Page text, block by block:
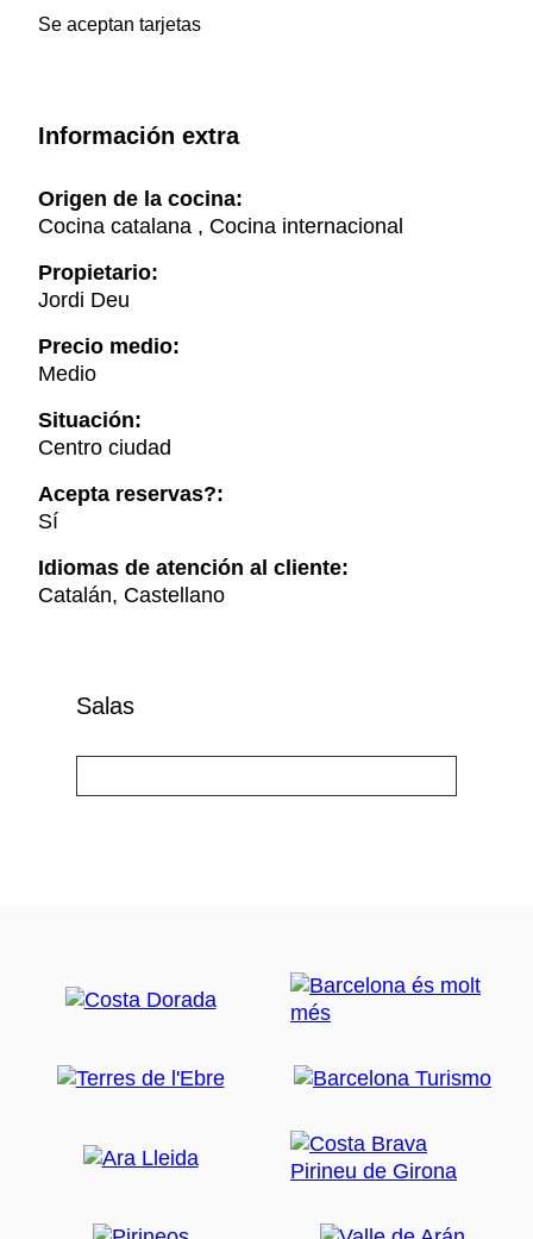
Se aceptan tarjetas
Información extra
Origen de la cocina:
Cocina catalana , Cocina internacional
Propietario:
Jordi Deu
Precio medio:
Medio
Situación:
Centro ciudad
Acepta reservas?:
Sí
Idiomas de atención al cliente:
Catalán, Castellano
Salas